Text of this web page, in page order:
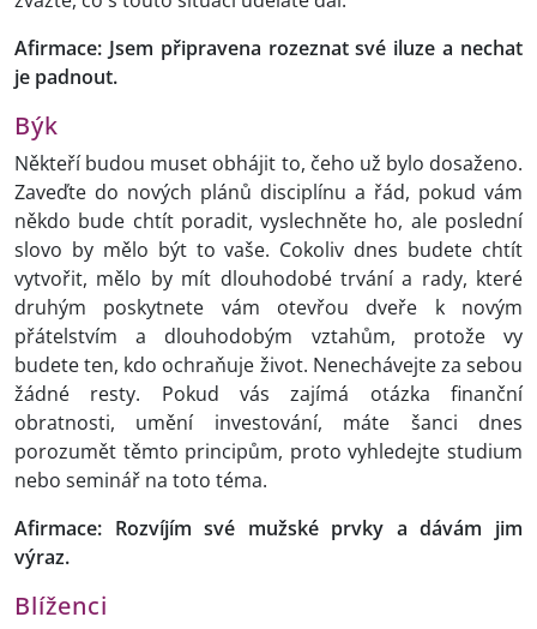
Afirmace: Jsem připravena rozeznat své iluze a nechat
je padnout.
Býk
Někteří budou muset obhájit to, čeho už bylo dosaženo.
Zaveďte do nových plánů disciplínu a řád, pokud vám
někdo bude chtít poradit, vyslechněte ho, ale poslední
slovo by mělo být to vaše. Cokoliv dnes budete chtít
vytvořit, mělo by mít dlouhodobé trvání a rady, které
druhým poskytnete vám otevřou dveře k novým
přátelstvím a dlouhodobým vztahům, protože vy
budete ten, kdo ochraňuje život. Nenechávejte za sebou
žádné resty. Pokud vás zajímá otázka finanční
obratnosti, umění investování, máte šanci dnes
porozumět těmto principům, proto vyhledejte studium
nebo seminář na toto téma.
Afirmace: Rozvíjím své mužské prvky a dávám jim
výraz.
Blíženci